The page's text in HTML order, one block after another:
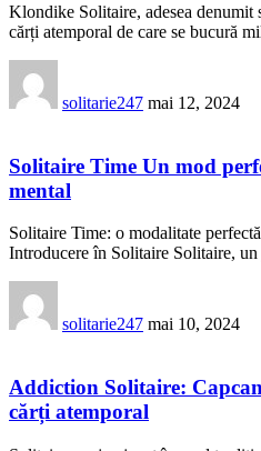
Klondike Solitaire, adesea denumit
cărți atemporal de care se bucură
solitarie247 mai 12, 2024
Solitaire Time Un mod
mental
Solitaire Time: o modalitate
Introducere în Solitaire Solitaire,
solitarie247 mai 10, 2024
Addiction Solitaire:
cărți atemporal